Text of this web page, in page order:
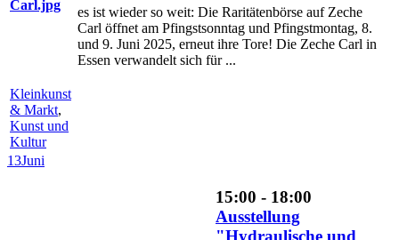
es ist wieder so weit: Die Raritätenbörse auf Zeche
Carl öffnet am Pfingstsonntag und Pfingstmontag, 8.
und 9. Juni 2025, erneut ihre Tore! Die Zeche Carl in
Essen verwandelt sich für ...
Kleinkunst
& Markt,
Kunst und
Kultur
13Juni
15:00 - 18:00
Ausstellung